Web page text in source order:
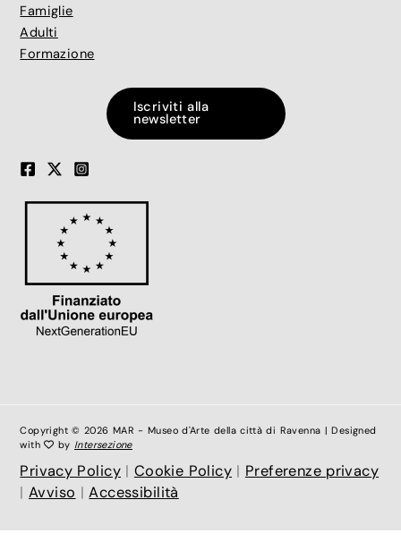
Famiglie
Adulti
Formazione
Iscriviti alla
newsletter
Copyright © 2026 MAR - Museo d'Arte della città di Ravenna | Designed
with
by Intersezione
Privacy Policy| Cookie Policy | Preferenze privacy
|Avviso |Accessibilità